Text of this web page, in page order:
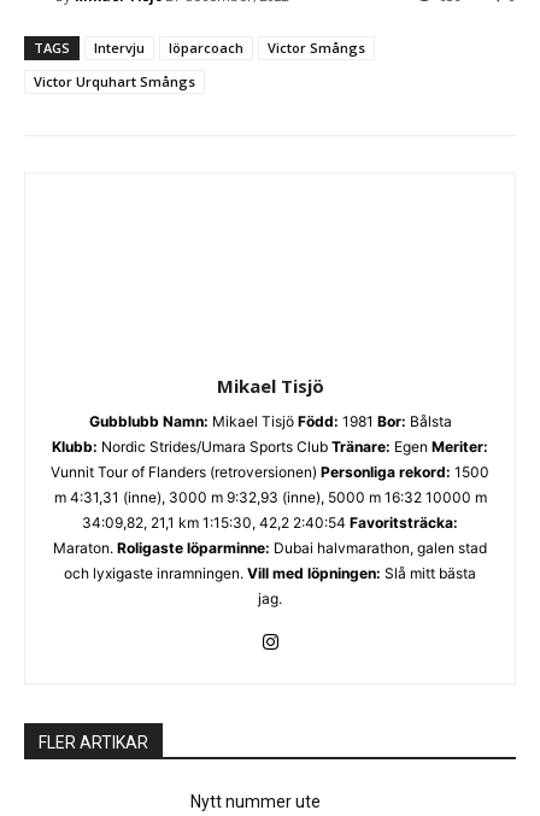
TAGS Intervju löparcoach
Victor Smångs
Victor Urquhart Smångs
Mikael Tisjö
Gubblubb Namn: Mikael Tisjö Född: 1981 Bor: Bålsta
Klubb: Nordic Strides/Umara Sports Club Tränare: Egen Meriter:
Vunnit Tour of Flanders (retroversionen) Personliga rekord: 1500
m 4:31,31 (inne), 3000 m 9:32,93 (inne), 5000 m 16:32 10000 m
34:09,82, 21,1 km 1:15:30, 42,2 2:40:54 Favoritsträcka:
Maraton. Roligaste löparminne: Dubai halvmarathon, galen stad
och lyxigaste inramningen. Vill med löpningen: Slå mitt bästa
jag.
FLER ARTIKAR
Nytt nummer ute